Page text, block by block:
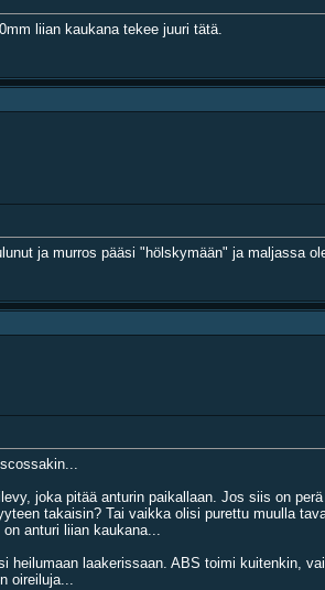
liian kaukana tekee juuri tätä.
ja murros pääsi "hölskymään" ja maljassa
joka pitää anturin paikallaan. Jos siis on
takaisin? Tai vaikka olisi purettu muulla
anturi liian kaukana...
laakerissaan. ABS toimi kuitenkin,
oireiluja...